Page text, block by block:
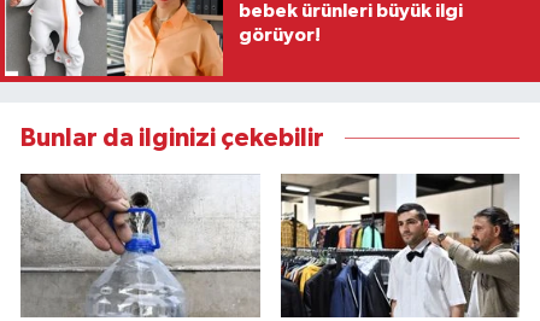
bebek ürünleri büyük ilgi
görüyor!
Bunlar da ilginizi çekebilir